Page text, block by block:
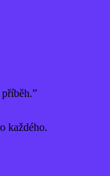
každého.